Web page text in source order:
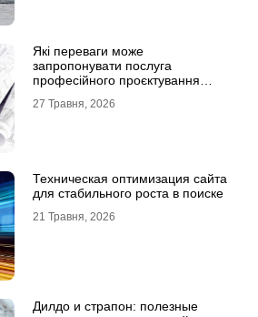
Які переваги може
запропонувати послуга
професійного проєктування
27 Травня, 2026
Техническая оптимизация сайта
для стабильного роста в поиске
21 Травня, 2026
Дилдо и страпон: полезные